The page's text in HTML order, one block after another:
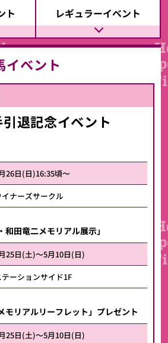
ト レギュラーイベント
ベント
退記念イベント
26日(日)16:35頃〜
イナーズサークル
田竜二メモリアル展示」
25日(土)～5月10日(日)
テーションサイド1F
モリアルリーフレット」プレゼント
25日(土)～5月10日(日)